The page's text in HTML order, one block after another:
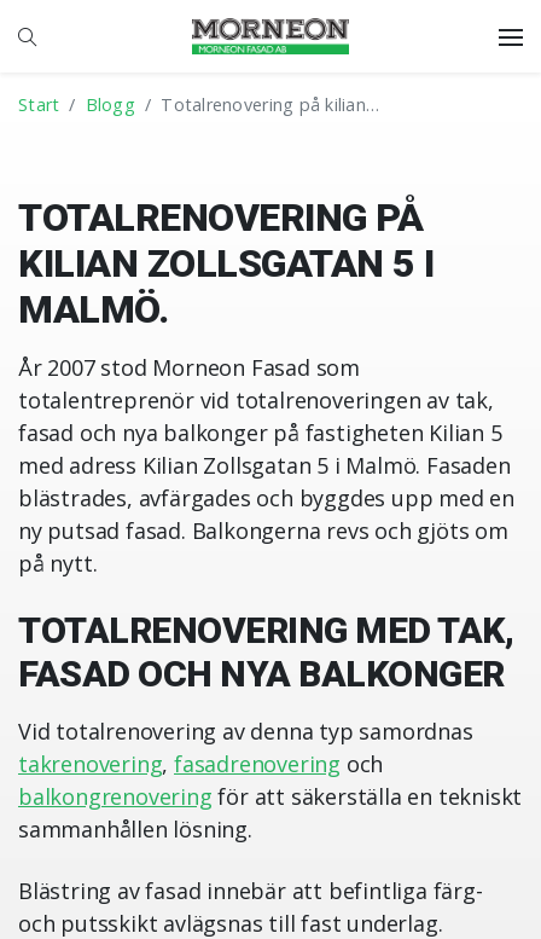
Start Blogg Totalrenovering på kilian…
TOTALRENOVERING PÅ
KILIAN ZOLLSGATAN 5 I
MALMÖ.
År 2007 stod Morneon Fasad som
totalentreprenör vid totalrenoveringen av tak,
fasad och nya balkonger på fastigheten Kilian 5
med adress Kilian Zollsgatan 5 i Malmö. Fasaden
blästrades, avfärgades och byggdes upp med en
ny putsad fasad. Balkongerna revs och gjöts om
på nytt.
TOTALRENOVERING MED TAK,
FASAD OCH NYA BALKONGER
Vid totalrenovering av denna typ samordnas
takrenovering,fasadrenovering och
balkongrenovering för att säkerställa en tekniskt
sammanhållen lösning.
Blästring av fasad innebär att befintliga färg-
och putsskikt avlägsnas till fast underlag.